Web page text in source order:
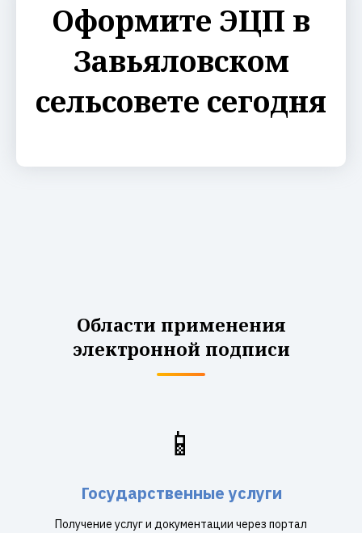
Оформите ЭЦП в
Завьяловском
сельсовете сегодня
Области применения
электронной подписи
📱
Государственные услуги
Получение услуг и документации через портал